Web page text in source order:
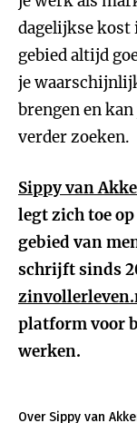
dagelijkse kost
gebied altijd
je
brengen en
verder zoeken.
Sippy van
legt zich toe
gebied van
schrijft sinds
platform voor
werken.
Over Sippy van